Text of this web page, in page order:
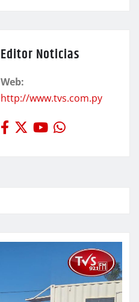
Editor Noticias
Web:
http://www.tvs.com.py